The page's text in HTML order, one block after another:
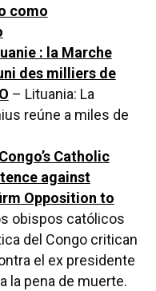
como
: la Marche
des milliers de
– Lituania: La
reúne a miles de
Catholic
against
Opposition to
obispos católicos
del Congo critican
el ex presidente
la pena de muerte.